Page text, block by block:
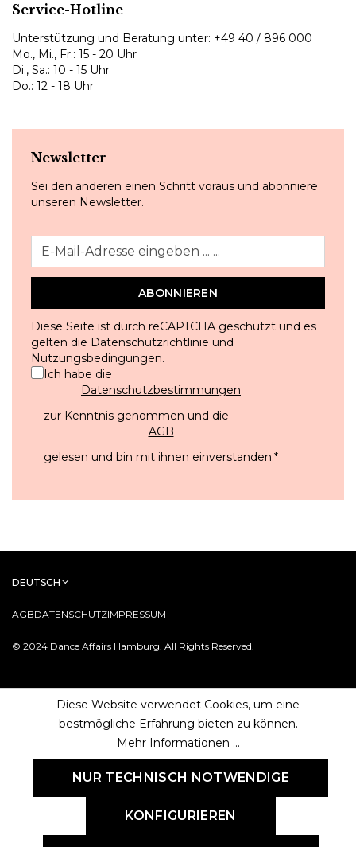
Service-Hotline
Unterstützung und Beratung unter: +49 40 / 896 000
Mo., Mi., Fr.: 15 - 20 Uhr
Di., Sa.: 10 - 15 Uhr
Do.: 12 - 18 Uhr
Newsletter
Sei den anderen einen Schritt voraus und abonniere
unseren Newsletter.
ABONNIEREN
Diese Seite ist durch reCAPTCHA geschützt und es
gelten die Datenschutzrichtlinie und
Nutzungsbedingungen.
Ich habe die
Datenschutzbestimmungen
zur Kenntnis genommen und die
AGB
gelesen und bin mit ihnen einverstanden.*
© 2024 Dance Affairs Hamburg. All Rights Reserved.
AGBDATENSCHUTZIMPRESSUM
DEUTSCH
Diese Website verwendet Cookies, um eine
bestmögliche Erfahrung bieten zu können.
Mehr Informationen ...
NUR TECHNISCH NOTWENDIGE
KONFIGURIEREN